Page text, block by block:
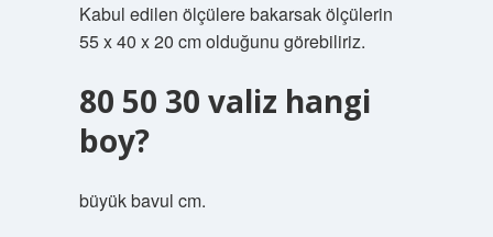
Kabul edilen ölçülere bakarsak ölçülerin
55 x 40 x 20 cm olduğunu görebiliriz.
80 50 30 valiz hangi
boy?
büyük bavul cm.